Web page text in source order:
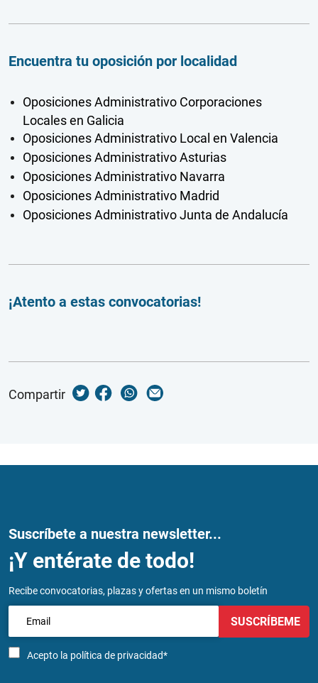
Encuentra tu oposición por localidad
Oposiciones Administrativo Corporaciones
Locales en Galicia
Oposiciones Administrativo Local en Valencia
Oposiciones Administrativo Asturias
Oposiciones Administrativo Navarra
Oposiciones Administrativo Madrid
Oposiciones Administrativo Junta de Andalucía
¡Atento a estas convocatorias!
Compartir
Suscríbete a nuestra newsletter...
¡Y entérate de todo!
Recibe convocatorias, plazas y ofertas en un mismo boletín
Acepto la política de privacidad*
SUSCRÍBEME